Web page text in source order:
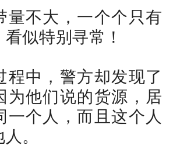
量不大，一个个只有
似特别寻常！
程中，警方却发现了
为他们说的货源，居
一个人，而且这个人
。